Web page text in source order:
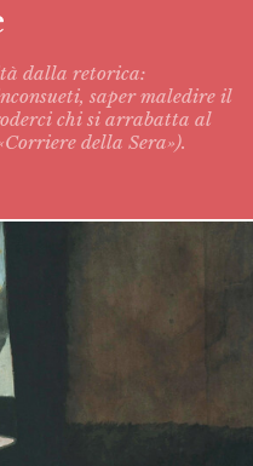
dalla retorica:
saper maledire il
chi si arrabatta al
della Sera»).